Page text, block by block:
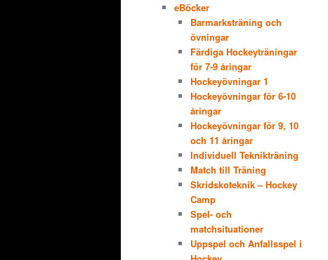
eBöcker
Barmarksträning och
övningar
Färdiga Hockeyträningar
för 7-9 åringar
Hockeyövningar 1
Hockeyövningar för 6-10
åringar
Hockeyövningar för 9, 10
och 11 åringar
Individuell Teknikträning
Match till Träning
Skridskoteknik – Hockey
Camp
Spel- och
matchsituationer
Uppspel och Anfallsspel i